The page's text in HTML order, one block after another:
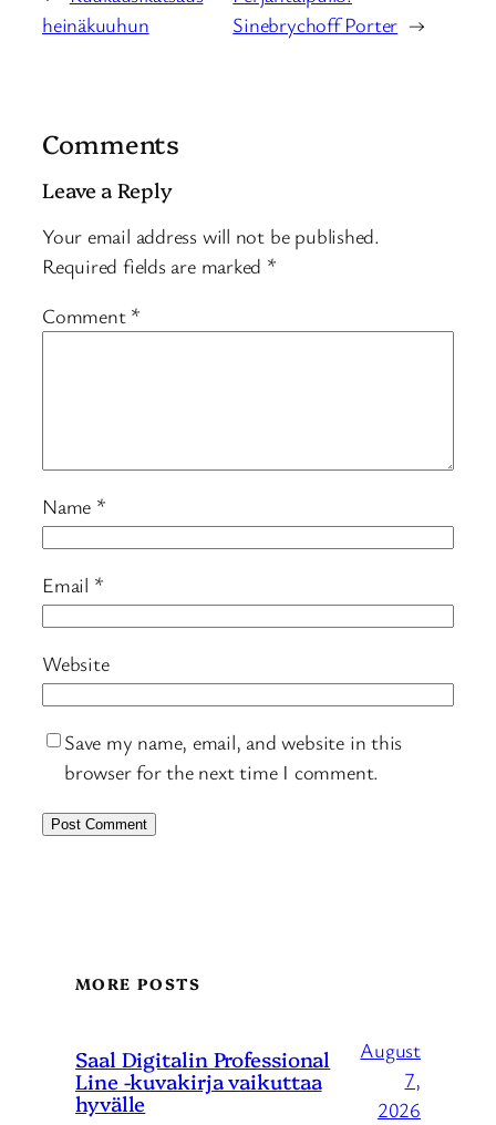
heinäkuuhun
Sinebrychoff Porter →
Comments
Leave a Reply
Your email address will not be published.
Required fields are marked *
Comment *
Name *
Email *
Website
Save my name, email, and website in this
browser for the next time I comment.
MORE POSTS
Saal Digitalin Professional
Line -kuvakirja vaikuttaa
hyvälle
August
7,
2026